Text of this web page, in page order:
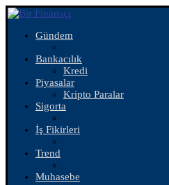
Gündem
Bankacılık
Kredi
Piyasalar
Kripto Paralar
Sigorta
İş Fikirleri
Trend
Muhasebe